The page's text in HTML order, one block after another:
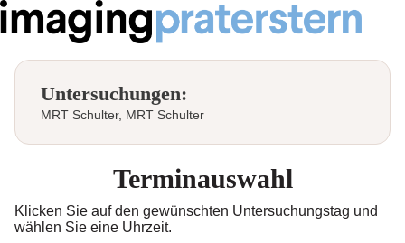
Untersuchungen:
MRT Schulter, MRT Schulter
Terminauswahl
Klicken Sie auf den gewünschten Untersuchungstag und
wählen Sie eine Uhrzeit.